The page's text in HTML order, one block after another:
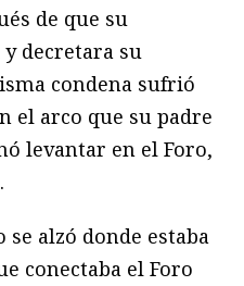
de que su
decretara su
condena sufrió
el arco que su padre
levantar en el Foro,
alzó donde estaba
conectaba el Foro